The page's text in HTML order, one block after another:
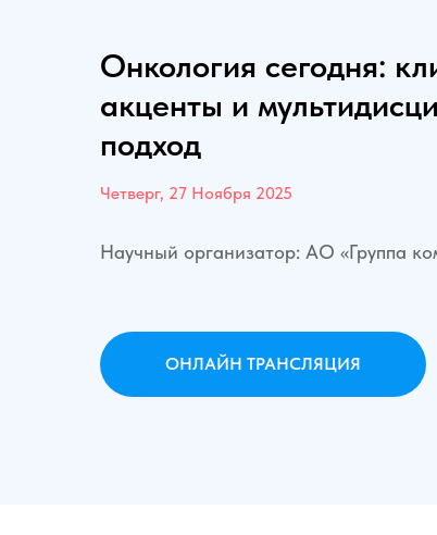
Онкология сегодня:
акценты и
подход
Четверг, 27 Ноября 2025
Научный организатор: АО «Группа
ОНЛАЙН ТРАНСЛЯЦИЯ